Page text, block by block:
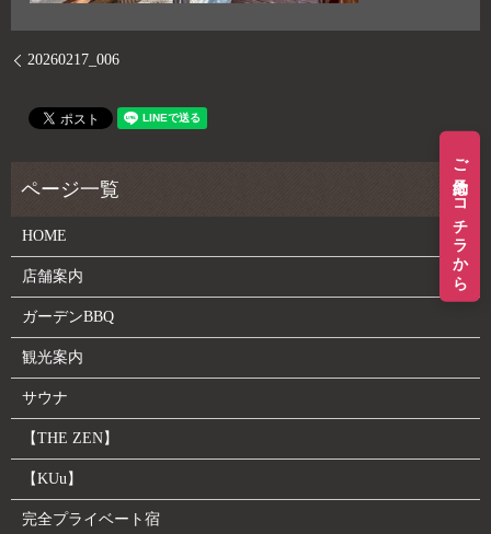
20260217_006
HOME
店舗案内
ガーデンBBQ
観光案内
サウナ
【THE ZEN】
【KUu】
完全プライベート宿
ご予約はコチラから